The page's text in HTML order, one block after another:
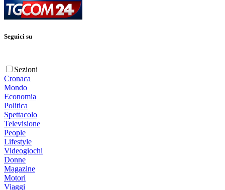
Seguici su
Sezioni
Cronaca
Mondo
Economia
Politica
Spettacolo
Televisione
People
Lifestyle
Videogiochi
Donne
Magazine
Motori
Viaggi